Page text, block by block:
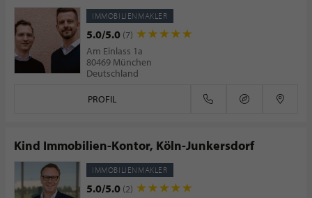
IMMOBILIENMAKLER
5.0/5.0 (7)
Am Einlass 1a
80469 München
Deutschland
PROFIL
Kind Immobilien-Kontor, Köln-Junkersdorf
IMMOBILIENMAKLER
5.0/5.0 (2)